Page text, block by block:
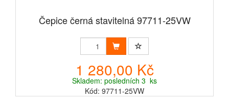
Čepice černá stavitelná 97711-25VW
1 280,00 Kč
Skladem: posledních 3 ks
Kód: 97711-25VW